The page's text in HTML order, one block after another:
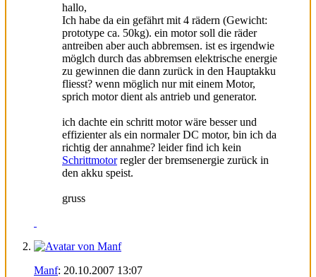
hallo,
Ich habe da ein gefährt mit 4 rädern (Gewicht:
prototype ca. 50kg). ein motor soll die räder
antreiben aber auch abbremsen. ist es irgendwie
möglch durch das abbremsen elektrische energie
zu gewinnen die dann zurück in den Hauptakku
fliesst? wenn möglich nur mit einem Motor,
sprich motor dient als antrieb und generator.
ich dachte ein schritt motor wäre besser und
effizienter als ein normaler DC motor, bin ich da
richtig der annahme? leider find ich kein
Schrittmotorregler der bremsenergie zurück in
den akku speist.
gruss
Manf: 20.10.2007 13:07